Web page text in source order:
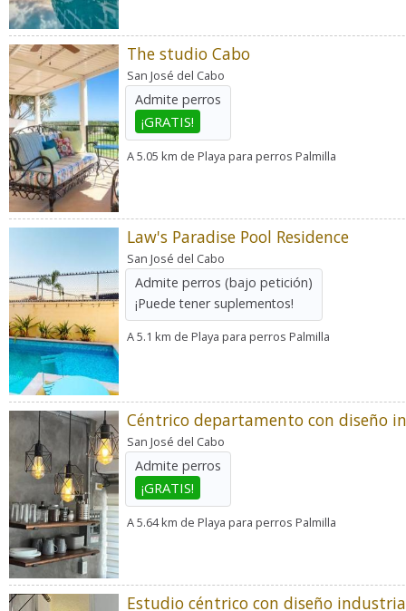
The studio Cabo
San José del Cabo
Admite perros
¡GRATIS!
A 5.05 km de Playa para perros Palmilla
Law's Paradise Pool Residence
San José del Cabo
Admite perros (bajo petición)
¡Puede tener suplementos!
A 5.1 km de Playa para perros Palmilla
Céntrico departamento con diseño
San José del Cabo
Admite perros
¡GRATIS!
A 5.64 km de Playa para perros Palmilla
Estudio céntrico con diseño